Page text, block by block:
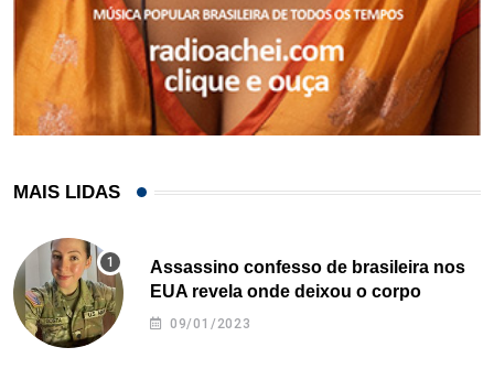
MAIS LIDAS
Assassino confesso de brasileira nos
EUA revela onde deixou o corpo
09/01/2023